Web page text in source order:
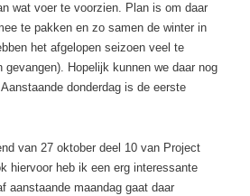
wat voer te voorzien. Plan is om daar
te pakken en zo samen de winter in
het afgelopen seizoen veel te
gevangen). Hopelijk kunnen we daar nog
donderdag is de eerste
van 27 oktober deel 10 van Project
hiervoor heb ik een erg interessante
aanstaande maandag gaat daar